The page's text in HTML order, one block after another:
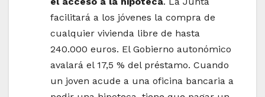
facilitará a los jóvenes la compra de
cualquier vivienda libre de hasta
240.000 euros. El Gobierno autonómico
avalará el 17,5 % del préstamo. Cuando
un joven acude a una oficina bancaria a